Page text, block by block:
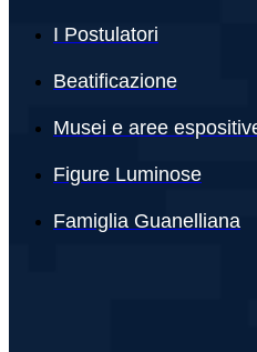
I Postulatori
Beatificazione
Musei e aree
Figure Luminose
Famiglia Guanelliana